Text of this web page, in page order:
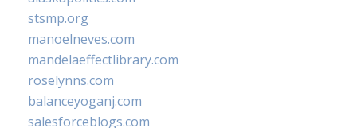
stsmp.org
manoelneves.com
mandelaeffectlibrary.com
roselynns.com
balanceyoganj.com
salesforceblogs.com